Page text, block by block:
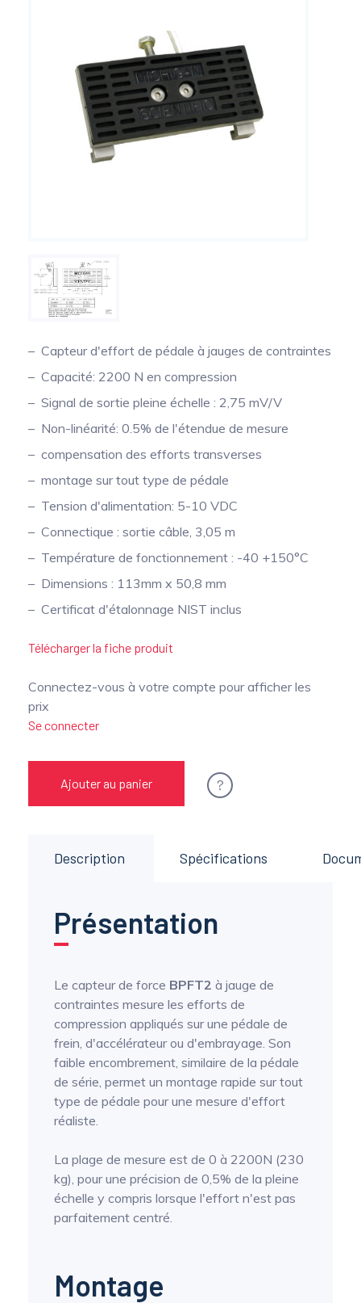
Capteur d'effort de pédale à jauges de contraintes
Capacité: 2200 N en compression
Signal de sortie pleine échelle : 2,75 mV/V
Non-linéarité: 0.5% de l'étendue de mesure
compensation des efforts transverses
montage sur tout type de pédale
Tension d'alimentation: 5-10 VDC
Connectique : sortie câble, 3,05 m
Température de fonctionnement : -40 +150°C
Dimensions : 113mm x 50,8 mm
Certificat d'étalonnage NIST inclus
Télécharger la fiche produit
Connectez-vous à votre compte pour afficher les
prix
Se connecter
Ajouter au panier ?
Description Spécifications
Présentation
Le capteur de force BPFT2 à jauge de
contraintes mesure les efforts de
compression appliqués sur une pédale de
frein, d'accélérateur ou d'embrayage. Son
faible encombrement, similaire de la pédale
de série, permet un montage rapide sur tout
type de pédale pour une mesure d'effort
réaliste.
La plage de mesure est de 0 à 2200N (230
kg), pour une précision de 0,5% de la pleine
échelle y compris lorsque l'effort n'est pas
parfaitement centré.
Montage
Capteurs de couple de prise de force
Capteur de couple volant
Conditionneurs
Collecteurs tournants de précision pour la mesure de
température sur arbres tournants